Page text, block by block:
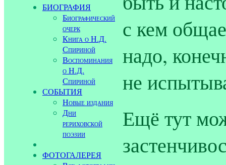
БИОГРАФИЯ
Биографический
очерк
Книга о Н.Д.
Спириной
Воспоминания
о Н.Д.
Спириной
СОБЫТИЯ
Новые издания
Дни
рериховской
поэзии
ФОТОГАЛЕРЕЯ
с кем
надо,
не
Ещё тут